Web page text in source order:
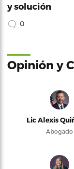
y solución
0
Opinión y
Lic Alexis
Abogado